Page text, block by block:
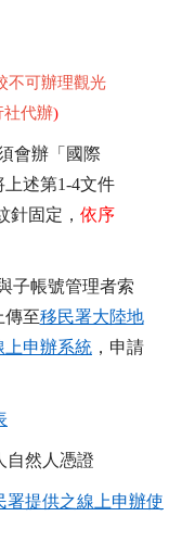
不可辦理觀光
社代辦)
會辦「國際
述第1-4文件
針固定， 依序
子帳號管理者索
傳至移民署大陸地
上申辦系統 ，申請
自然人憑證
署提供之線上申辦使